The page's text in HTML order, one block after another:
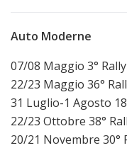
Auto Moderne
07/08 Maggio 3°
22/23 Maggio 36°
31 Luglio-1 Agosto
22/23 Ottobre 38°
20/21 Novembre 30°